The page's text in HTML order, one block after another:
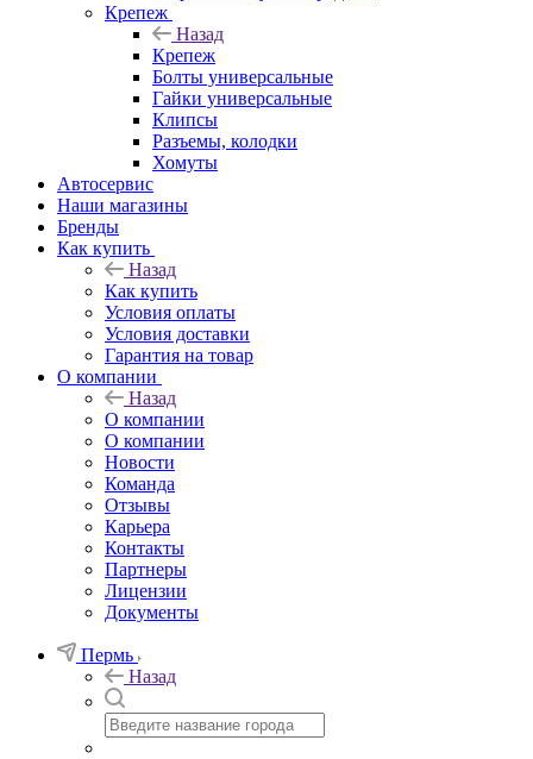
Крепеж
Назад
Крепеж
Болты универсальные
Гайки универсальные
Клипсы
Разъемы, колодки
Хомуты
Автосервис
Наши магазины
Бренды
Как купить
Назад
Как купить
Условия оплаты
Условия доставки
Гарантия на товар
О компании
Назад
О компании
О компании
Новости
Команда
Отзывы
Карьера
Контакты
Партнеры
Лицензии
Документы
Пермь
Назад